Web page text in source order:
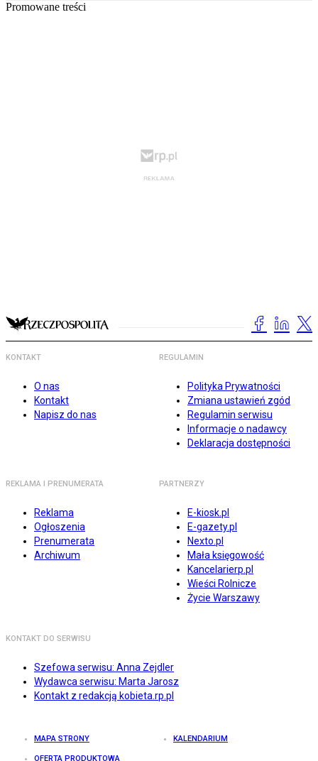
Promowane treści
KONTAKT
O nas
Kontakt
Napisz do nas
REGULAMIN
Polityka Prywatności
Zmiana ustawień zgód
Regulamin serwisu
Informacje o nadawcy
Deklaracja dostępności
REKLAMA I PRENUMERATA
Reklama
Ogłoszenia
Prenumerata
Archiwum
PARTNERZY
E-kiosk.pl
E-gazety.pl
Nexto.pl
Mała księgowość
Kancelarierp.pl
Wieści Rolnicze
Życie Warszawy
KONTAKT DO SERWISU
Szefowa serwisu: Anna Zejdler
Wydawca serwisu: Marta Jarosz
Kontakt z redakcją kobieta.rp.pl
MAPA STRONY KALENDARIUM
OFERTA PRODUKTOWA